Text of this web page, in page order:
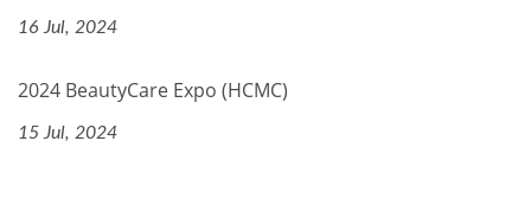
16 Jul, 2024
2024 BeautyCare Expo (HCMC)
15 Jul, 2024